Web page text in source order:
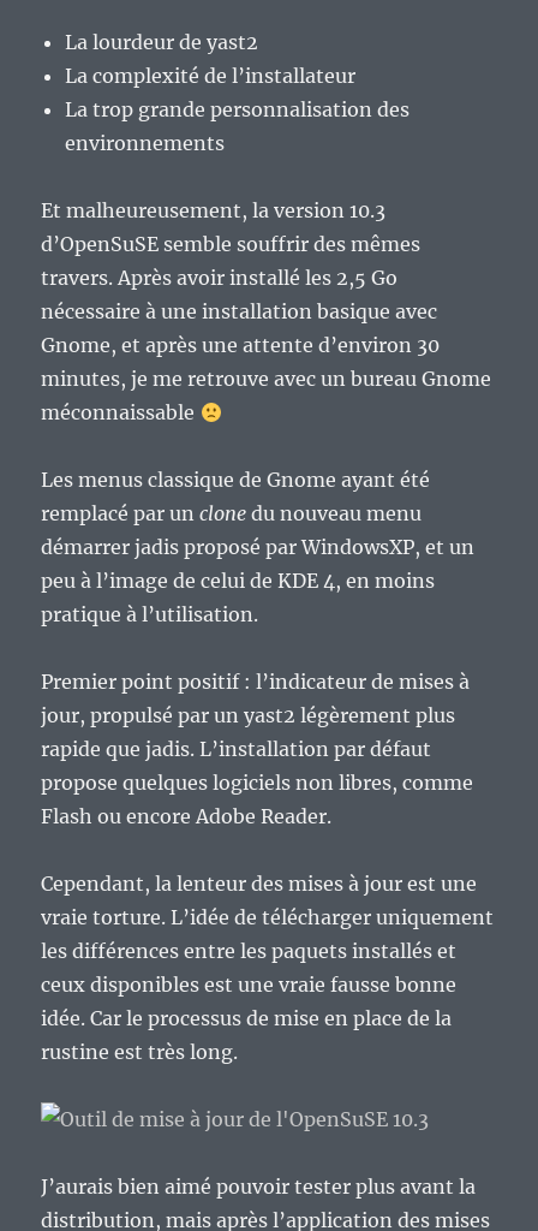
La lourdeur de yast2
La complexité de l’installateur
La trop grande personnalisation des
environnements
Et malheureusement, la version 10.3
d’OpenSuSE semble souffrir des mêmes
travers. Après avoir installé les 2,5 Go
nécessaire à une installation basique avec
Gnome, et après une attente d’environ 30
minutes, je me retrouve avec un bureau Gnome
méconnaissable
Les menus classique de Gnome ayant été
remplacé par unclone du nouveau menu
démarrer jadis proposé par WindowsXP, et un
peu à l’image de celui de KDE 4, en moins
pratique à l’utilisation.
Premier point positif : l’indicateur de mises à
jour, propulsé par un yast2 légèrement plus
rapide que jadis. L’installation par défaut
propose quelques logiciels non libres, comme
Flash ou encore Adobe Reader.
Cependant, la lenteur des mises à jour est une
vraie torture. L’idée de télécharger uniquement
les différences entre les paquets installés et
ceux disponibles est une vraie fausse bonne
idée. Car le processus de mise en place de la
rustine est très long.
J’aurais bien aimé pouvoir tester plus avant la
distribution, mais après l’application des mises